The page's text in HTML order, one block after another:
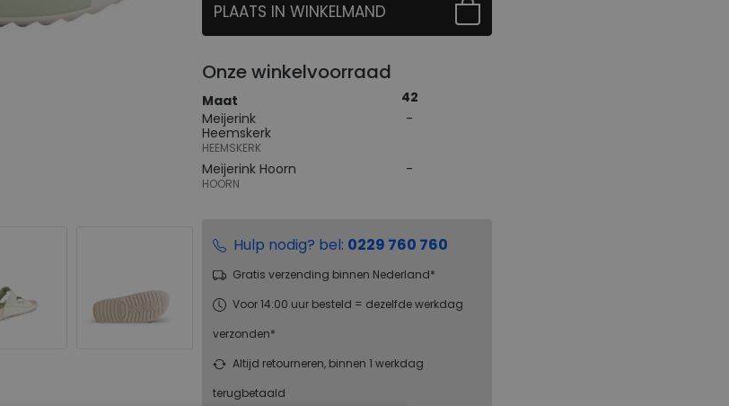
PLAATS IN WINKELMAND
Onze winkelvoorraad
Maat
42
Meijerink
Heemskerk
HEEMSKERK
Meijerink Hoorn
HOORN
Hulp nodig? bel: 0229 760 760
Gratis verzending binnen Nederland*
Voor 14:00 uur besteld = dezelfde werkdag
verzonden*
Altijd retourneren, binnen 1 werkdag
terugbetaald